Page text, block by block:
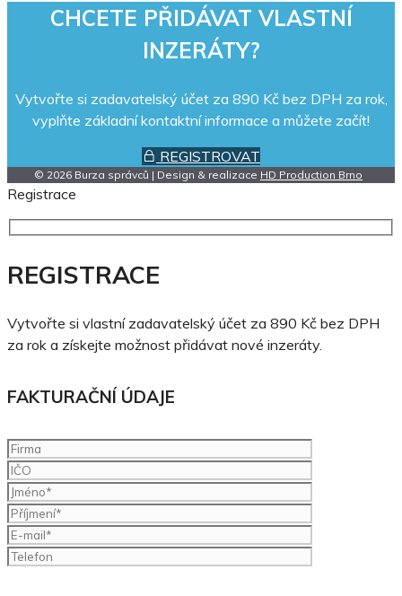
CHCETE PŘIDÁVAT VLASTNÍ
INZERÁTY?
Vytvořte si zadavatelský účet za 890 Kč bez DPH za rok,
vyplňte základní kontaktní informace a můžete začít!
REGISTROVAT
© 2026 Burza správců | Design & realizace HD Production Brno
Registrace
REGISTRACE
Vytvořte si vlastní zadavatelský účet za 890 Kč bez DPH
za rok a získejte možnost přidávat nové inzeráty.
FAKTURAČNÍ ÚDAJE